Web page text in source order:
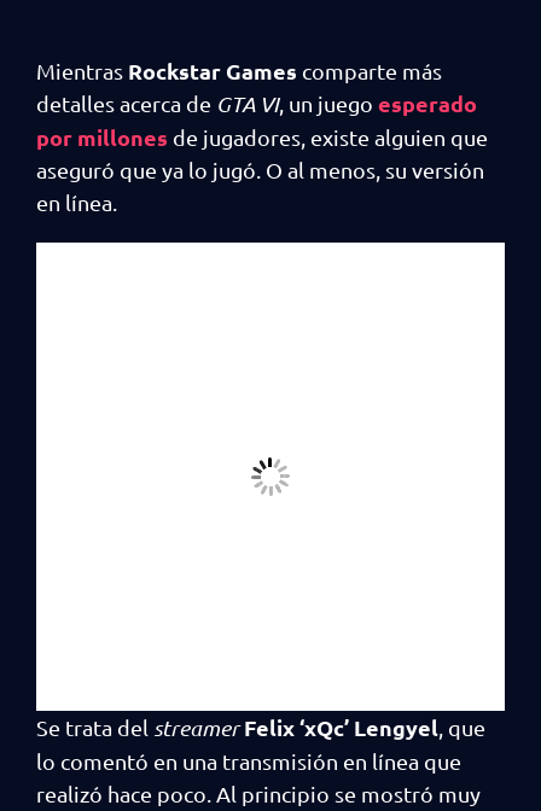
Mientras Rockstar Games comparte más
detalles acerca de GTA VI, un juego esperado
por millones de jugadores, existe alguien que
aseguró que ya lo jugó. O al menos, su versión
en línea.
Se trata del streamer Felix ‘xQc’ Lengyel , que
lo comentó en una transmisión en línea que
realizó hace poco. Al principio se mostró muy